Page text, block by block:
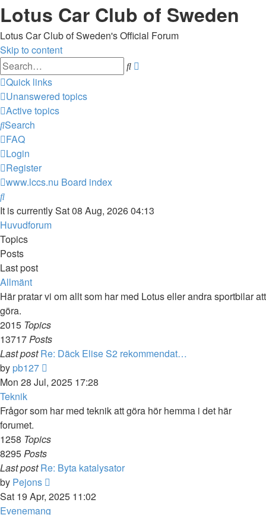
Lotus Car Club of Sweden
Lotus Car Club of Sweden's Official Forum
Skip to content
Search
Quick links
Unanswered topics
Active topics
Search
FAQ
Login
Register
www.lccs.nu Board index
Search
It is currently Sat 08 Aug, 2026 04:13
Huvudforum
Topics
Posts
Last post
Allmänt
Här pratar vi om allt som har med Lotus eller andra sportbilar att
göra.
2015 Topics
13717Posts
Last post Re: Däck Elise S2 rekommendat…
by pb127
the
post
Mon 28 Jul, 2025 17:28
Teknik
Frågor som har med teknik att göra hör hemma i det här
forumet.
1258 Topics
8295Posts
Last post Re: Byta katalysator
by Pejons
the
latest
Sat 19 Apr, 2025 11:02
Evenemang